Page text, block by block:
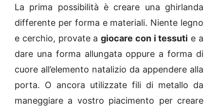
La prima possibilità è creare una ghirlanda
differente per forma e materiali. Niente legno
e cerchio, provate agiocare con i tessuti e a
dare una forma allungata oppure a forma di
cuore all’elemento natalizio da appendere alla
porta. O ancora utilizzate fili di metallo da
maneggiare a vostro piacimento per creare